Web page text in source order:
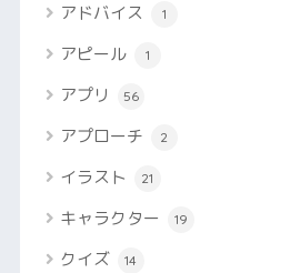
アドバイス 1
アピール 1
アプリ 56
アプローチ 2
イラスト 21
キャラクター 19
クイズ 14